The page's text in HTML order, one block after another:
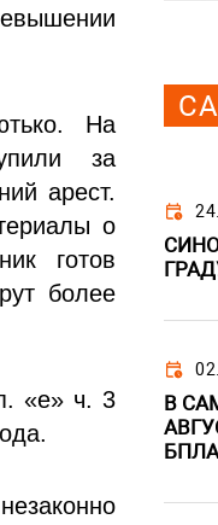
На
за
арест.
о
готов
более
«е» ч. 3
В
БПЛА